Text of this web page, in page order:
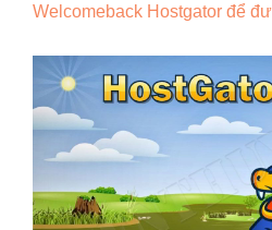
Welcomeback Hostgator để